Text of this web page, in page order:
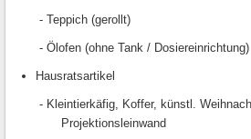
- Teppich (gerollt)
- Ölofen (ohne Tank / Dosiereinrichtung)
Hausratsartikel
- Kleintierkäfig, Koffer, künstl.
Projektionsleinwand